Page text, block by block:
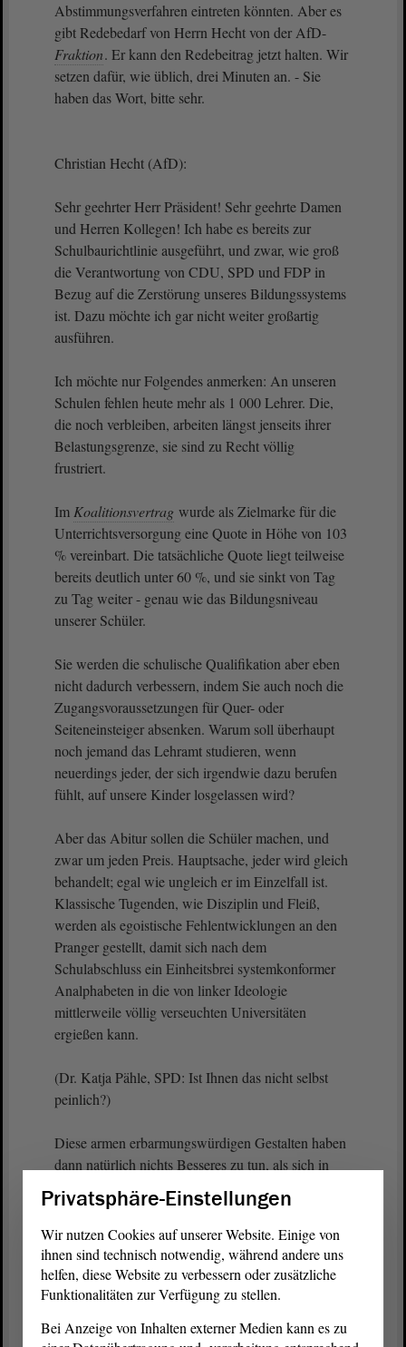
Abstimmungsverfahren eintreten könnten. Aber es
gibt Redebedarf von Herrn Hecht von der AfD-
Fraktion. Er kann den Redebeitrag jetzt halten. Wir
setzen dafür, wie üblich, drei Minuten an. - Sie
haben das Wort, bitte sehr.
Christian Hecht (AfD):
Sehr geehrter Herr Präsident! Sehr geehrte Damen
und Herren Kollegen! Ich habe es bereits zur
Schulbaurichtlinie ausgeführt, und zwar, wie groß
die Verantwortung von CDU, SPD und FDP in
Bezug auf die Zerstörung unseres Bildungssystems
ist. Dazu möchte ich gar nicht weiter großartig
ausführen.
Ich möchte nur Folgendes anmerken: An unseren
Schulen fehlen heute mehr als 1 000 Lehrer. Die,
die noch verbleiben, arbeiten längst jenseits ihrer
Belastungsgrenze, sie sind zu Recht völlig
frustriert.
Im Koalitionsvertrag wurde als Zielmarke für die
Unterrichtsversorgung eine Quote in Höhe von 103
% vereinbart. Die tatsächliche Quote liegt teilweise
bereits deutlich unter 60 %, und sie sinkt von Tag
zu Tag weiter - genau wie das Bildungsniveau
unserer Schüler.
Sie werden die schulische Qualifikation aber eben
nicht dadurch verbessern, indem Sie auch noch die
Zugangsvoraussetzungen für Quer- oder
Seiteneinsteiger absenken. Warum soll überhaupt
noch jemand das Lehramt studieren, wenn
neuerdings jeder, der sich irgendwie dazu berufen
fühlt, auf unsere Kinder losgelassen wird?
Aber das Abitur sollen die Schüler machen, und
zwar um jeden Preis. Hauptsache, jeder wird gleich
behandelt; egal wie ungleich er im Einzelfall ist.
Klassische Tugenden, wie Disziplin und Fleiß,
werden als egoistische Fehlentwicklungen an den
Pranger gestellt, damit sich nach dem
Schulabschluss ein Einheitsbrei systemkonformer
Analphabeten in die von linker Ideologie
mittlerweile völlig verseuchten Universitäten
ergießen kann.
(Dr. Katja Pähle, SPD: Ist Ihnen das nicht selbst
peinlich?)
Diese armen erbarmungswürdigen Gestalten haben
dann natürlich nichts Besseres zu tun, als sich in
menschengemachten Klimawandel auf den Straßen
unserer Städte festzukleben, weil sie den
antiwissenschaftlichen und pseudoreligiösen
Unsinn der grünen Öko-Fundamentalisten
glauben.
Woher sollen sie es auch besser wissen;
Privatsphäre-Einstellungen
Wir nutzen Cookies auf unserer Website. Einige von
ihnen sind technisch notwendig, während andere uns
helfen, diese Website zu verbessern oder zusätzliche
Funktionalitäten zur Verfügung zu stellen.
Bei Anzeige von Inhalten externer Medien kann es zu